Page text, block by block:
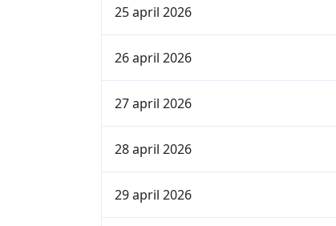
25 april 2026
26 april 2026
27 april 2026
28 april 2026
29 april 2026